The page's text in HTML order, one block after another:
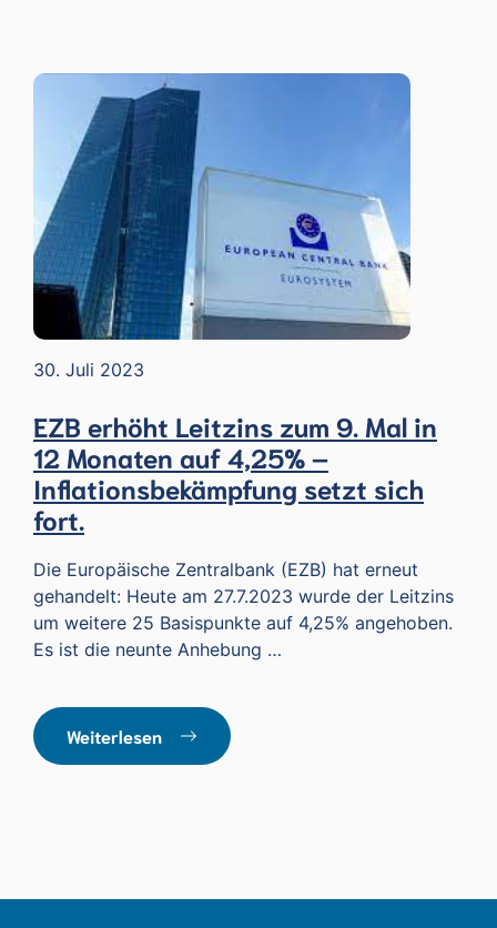
30. Juli 2023
EZB erhöht Leitzins zum 9. Mal in
12 Monaten auf 4,25% –
Inflationsbekämpfung setzt sich
fort.
Die Europäische Zentralbank (EZB) hat erneut
gehandelt: Heute am 27.7.2023 wurde der Leitzins
um weitere 25 Basispunkte auf 4,25% angehoben.
Es ist die neunte Anhebung …
Weiterlesen